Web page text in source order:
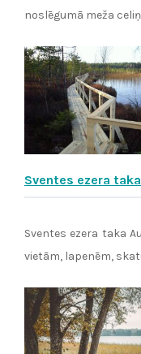
noslēgumā meža
Sventes ezera taka
Sventes ezera taka
vietām, lapenēm,